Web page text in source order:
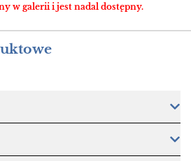
w galerii i jest nadal dostępny.